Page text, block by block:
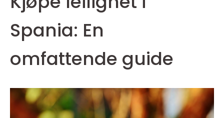
Spania: En
omfattende guide